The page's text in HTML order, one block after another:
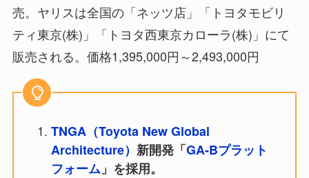
売。ヤリスは全国の「ネッツ店」「トヨタモビリ
ティ東京(株)」「トヨタ西東京カローラ(株)」にて
販売される。価格1,395,000円～2,493,000円
TNGA（Toyota New Global
Architecture） 新開発「GA-Bプラット
フォーム」を採用。